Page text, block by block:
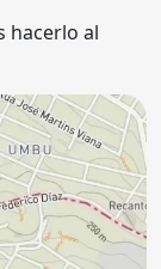
hacerlo al